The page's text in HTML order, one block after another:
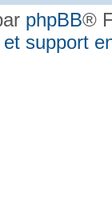
phpBB®
support